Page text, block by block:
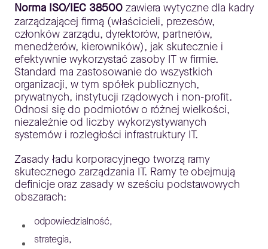
Norma ISO/IEC 38500 zawiera wytyczne dla kadry
zarządzającej firmą (właścicieli, prezesów,
członków zarządu, dyrektorów, partnerów,
menedżerów, kierowników), jak skutecznie i
efektywnie wykorzystać zasoby IT w firmie.
Standard ma zastosowanie do wszystkich
organizacji, w tym spółek publicznych,
prywatnych, instytucji rządowych i non-profit.
Odnosi się do podmiotów o różnej wielkości,
niezależnie od liczby wykorzystywanych
systemów i rozległości infrastruktury IT.
Zasady ładu korporacyjnego tworzą ramy
skutecznego zarządzania IT. Ramy te obejmują
definicje oraz zasady w sześciu podstawowych
obszarach:
odpowiedzialność,
strategia,